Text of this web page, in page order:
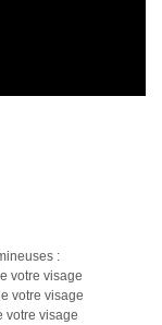
:
votre visage
votre visage
votre visage